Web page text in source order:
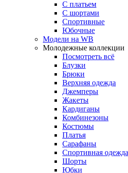
С платьем
С шортами
Спортивные
Юбочные
Модели на WB
Молодежные коллекции
Посмотреть всё
Блузки
Брюки
Верхняя одежда
Джемперы
Жакеты
Кардиганы
Комбинезоны
Костюмы
Платья
Сарафаны
Спортивная одежда
Шорты
Юбки